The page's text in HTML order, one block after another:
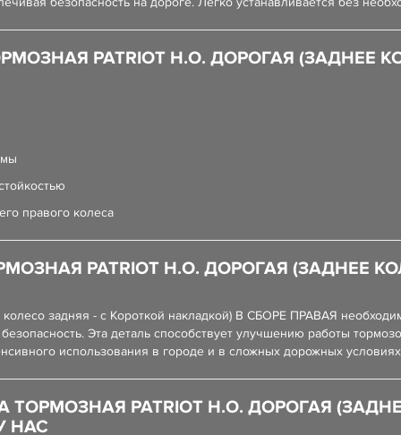
PATRIOT Н.О. ДОРОГАЯ (ЗАДНЕЕ
правого колеса
PATRIOT Н.О. ДОРОГАЯ (ЗАДНЕЕ
задняя - с Короткой накладкой) В СБОРЕ ПРАВАЯ
Эта деталь способствует улучшению работы
использования в городе и в сложных дорожных
PATRIOT Н.О. ДОРОГАЯ
НАС